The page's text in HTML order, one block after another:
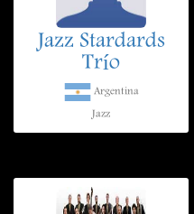
Jazz Stardards
Trío
Argentina
Jazz